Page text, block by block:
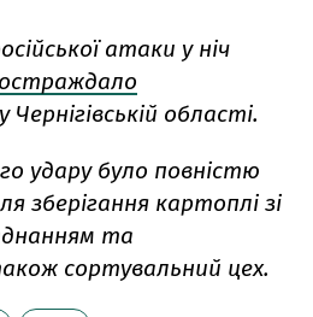
атаки у ніч
області.
удару було повністю
зберігання картоплі зі
та
сортувальний цех.